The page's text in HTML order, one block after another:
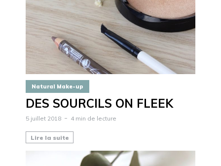
Natural Make-up
DES SOURCILS ON FLEEK
5 juillet 2018 4 min de lecture
Lire la suite